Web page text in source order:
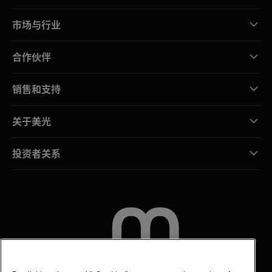
市场与行业
合作伙伴
销售和支持
关于美光
投资者关系